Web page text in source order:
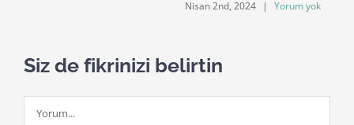
Nisan 2nd, 2024 | Yorum yok
Siz de fikrinizi belirtin